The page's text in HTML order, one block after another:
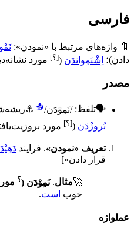
فارسی
🔖 واژه‌های مرتبط با «نمودن»:
دادن)؛ اِشْنَمِواندَن ([؟] مورد
مصدر
🗣تلفظ:/نَمِوْدَن/📥
⚓
بُروزْدَن ([؟] مورد
تعریف «نمودن». فرایند
قرار دادن»]
🚀مثال.نَمِوْدَن (؟
خوب است.
عملواژه